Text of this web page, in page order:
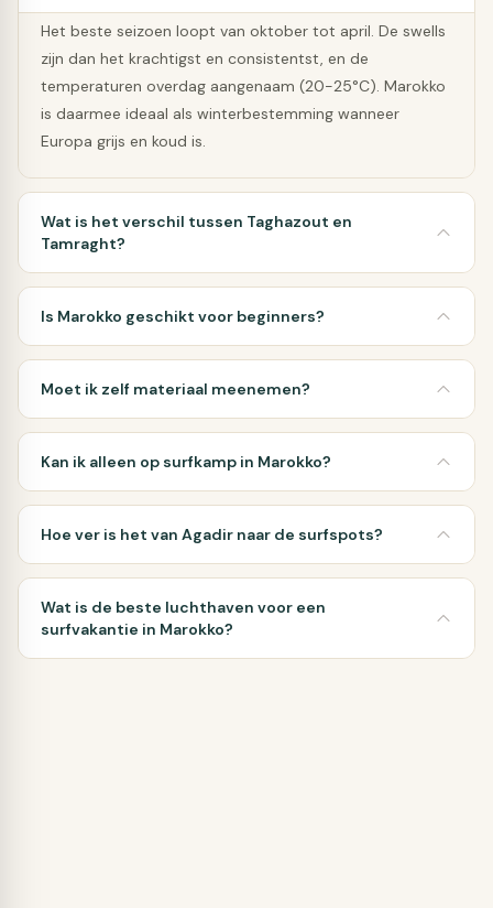
Het beste seizoen loopt van oktober tot april. De swells
zijn dan het krachtigst en consistentst, en de
temperaturen overdag aangenaam (20-25°C). Marokko
is daarmee ideaal als winterbestemming wanneer
Europa grijs en koud is.
Wat is het verschil tussen Taghazout en
Tamraght?
Is Marokko geschikt voor beginners?
Moet ik zelf materiaal meenemen?
Kan ik alleen op surfkamp in Marokko?
Hoe ver is het van Agadir naar de surfspots?
Wat is de beste luchthaven voor een
surfvakantie in Marokko?